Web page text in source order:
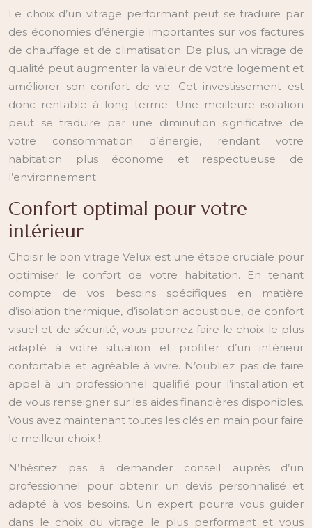
Le choix d’un vitrage performant peut se traduire par
des économies d’énergie importantes sur vos factures
de chauffage et de climatisation. De plus, un vitrage de
qualité peut augmenter la valeur de votre logement et
améliorer son confort de vie. Cet investissement est
donc rentable à long terme. Une meilleure isolation
peut se traduire par une diminution significative de
votre consommation d’énergie, rendant votre
habitation plus économe et respectueuse de
l’environnement.
Confort optimal pour votre
intérieur
Choisir le bon vitrage Velux est une étape cruciale pour
optimiser le confort de votre habitation. En tenant
compte de vos besoins spécifiques en matière
d’isolation thermique, d’isolation acoustique, de confort
visuel et de sécurité, vous pourrez faire le choix le plus
adapté à votre situation et profiter d’un intérieur
confortable et agréable à vivre. N’oubliez pas de faire
appel à un professionnel qualifié pour l’installation et
de vous renseigner sur les aides financières disponibles.
Vous avez maintenant toutes les clés en main pour faire
le meilleur choix !
N’hésitez pas à demander conseil auprès d’un
professionnel pour obtenir un devis personnalisé et
adapté à vos besoins. Un expert pourra vous guider
dans le choix du vitrage le plus performant et vous